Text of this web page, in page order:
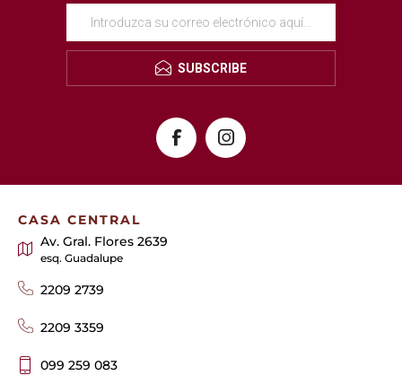
SUBSCRIBE
CASA CENTRAL
Av. Gral. Flores 2639
esq. Guadalupe
2209 2739
2209 3359
099 259 083